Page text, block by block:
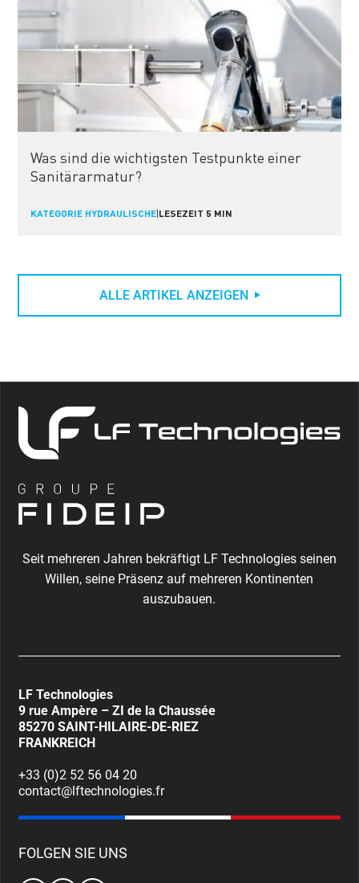
Was sind die wichtigsten Testpunkte einer
Sanitärarmatur?
KATEGORIE HYDRAULISCHE|LESEZEIT 5 MIN
ALLE ARTIKEL ANZEIGEN
Seit mehreren Jahren bekräftigt LF Technologies seinen
Willen, seine Präsenz auf mehreren Kontinenten
auszubauen.
LF Technologies
9 rue Ampère – ZI de la Chaussée
85270 SAINT-HILAIRE-DE-RIEZ
FRANKREICH
+33 (0)2 52 56 04 20
contact@lftechnologies.fr
FOLGEN SIE UNS